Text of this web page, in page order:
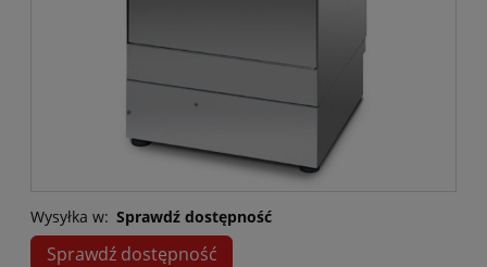
Wysyłka w: Sprawdź dostępność
Sprawdź dostępność